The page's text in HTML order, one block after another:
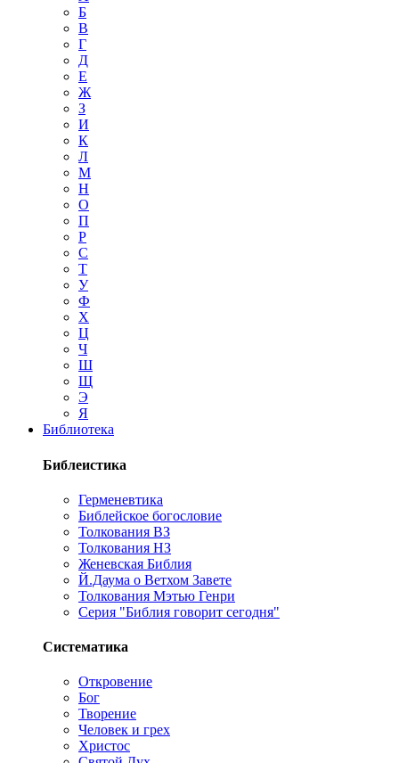
Б
В
Г
Д
Е
Ж
З
И
К
Л
М
Н
О
П
Р
С
Т
У
Ф
Х
Ц
Ч
Ш
Щ
Э
Я
Библиотека
Библеистика
Герменевтика
Библейское богословие
Толкования ВЗ
Толкования НЗ
Женевская Библия
Й.Даума о Ветхом Завете
Толкования Мэтью Генри
Серия "Библия говорит сегодня"
Систематика
Откровение
Бог
Творение
Человек и грех
Христос